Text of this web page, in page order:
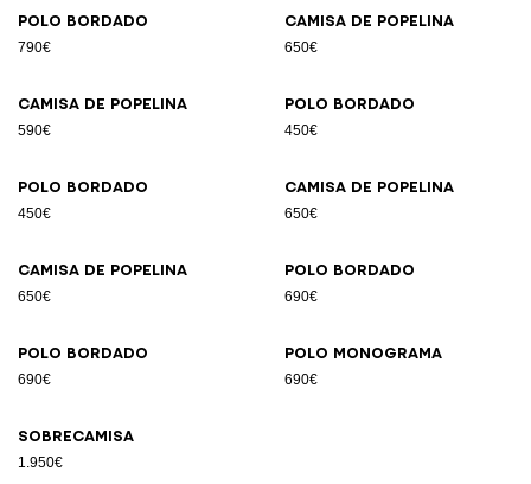
Polo bordado
790€
Camisa de popelina
650€
Camisa de popelina
590€
Polo bordado
450€
Polo bordado
450€
Camisa de popelina
650€
Camisa de popelina
650€
Polo bordado
690€
Polo bordado
690€
Polo Monograma
690€
Sobrecamisa
1.950€